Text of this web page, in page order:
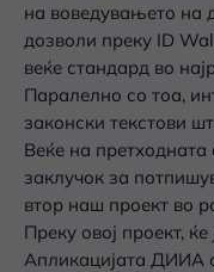
на воведувањето на
дозволи преку ID
веќе стандард во
Паралелно со тоа,
законски текстови
Веќе на
заклучок за
втор наш проект во
Преку овој проект,
Апликацијата ДИИА